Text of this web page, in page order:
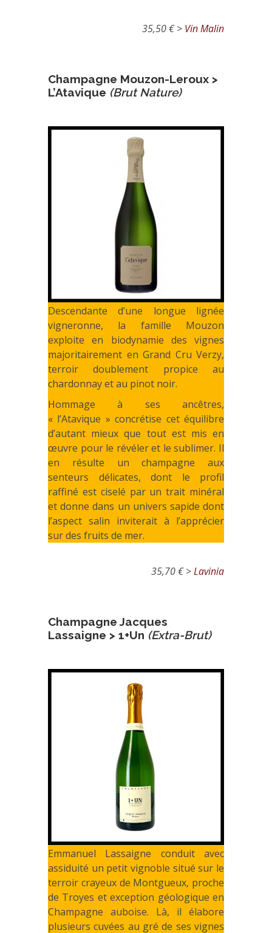
35,50 € > Vin Malin
Champagne Mouzon-Leroux >
L’Atavique (Brut Nature)
Descendante d’une longue lignée
vigneronne, la famille Mouzon
exploite en biodynamie des vignes
majoritairement en Grand Cru Verzy,
terroir doublement propice au
chardonnay et au pinot noir.
Hommage à ses ancêtres,
« l’Atavique » concrétise cet équilibre
d’autant mieux que tout est mis en
œuvre pour le révéler et le sublimer. Il
en résulte un champagne aux
senteurs délicates, dont le profil
raffiné est ciselé par un trait minéral
et donne dans un univers sapide dont
l’aspect salin inviterait à l’apprécier
sur des fruits de mer.
35,70 € >Lavinia
Champagne Jacques
Lassaigne > 1+Un (Extra-Brut)
Emmanuel Lassaigne conduit avec
assiduité un petit vignoble situé sur le
terroir crayeux de Montgueux, proche
de Troyes et exception géologique en
Champagne auboise. Là, il élabore
plusieurs cuvées au gré de ses vignes